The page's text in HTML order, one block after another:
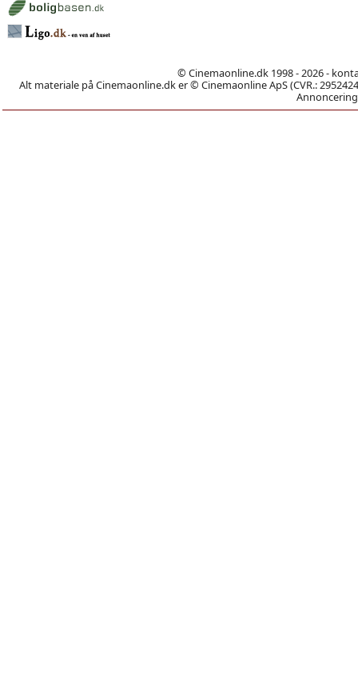
© Cinemaonline.dk 1998 - 2026 -
Alt materiale på Cinemaonline.dk er © Cinemaonline ApS (CVR.: